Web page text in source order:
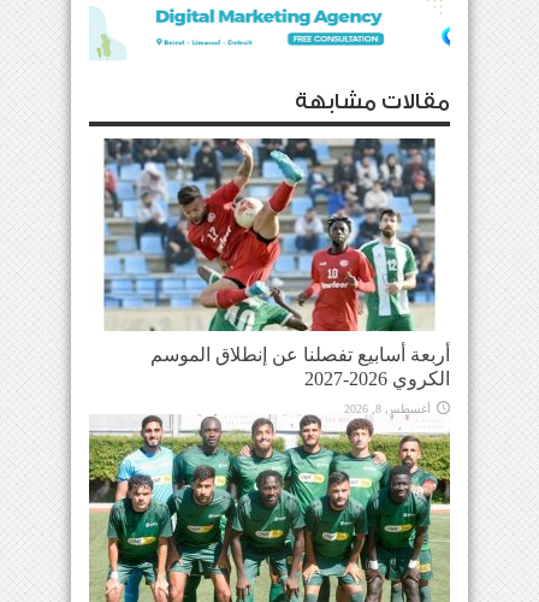
مقالات مشابهة
أربعة أسابيع تفصلنا عن إنطلاق الموسم
الكروي 2026-2027
أغسطس 8, 2026